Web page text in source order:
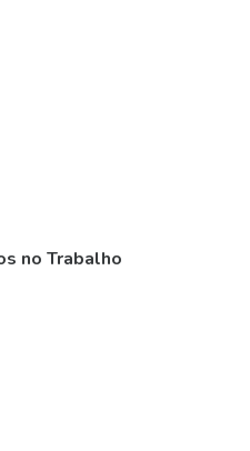
no Trabalho